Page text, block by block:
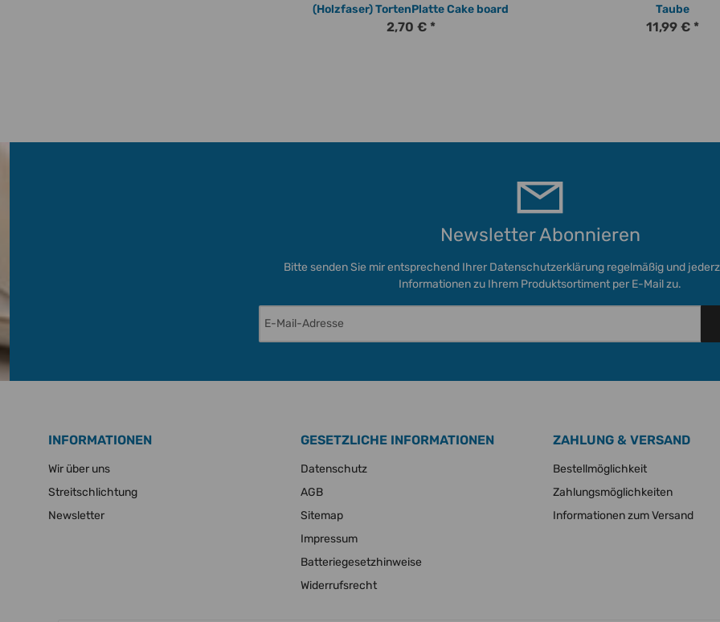
(Holzfaser) TortenPlatte Cake board
2,70 € *
Taube
11,99 € *
Newsletter Abonnieren
Bitte senden Sie mir entsprechend Ihrer Datenschutzerklärung regelmäßig und
Informationen zu Ihrem Produktsortiment per E-Mail zu.
INFORMATIONEN
Wir über uns
Streitschlichtung
Newsletter
GESETZLICHE INFORMATIONEN
Datenschutz
AGB
Sitemap
Impressum
Batteriegesetzhinweise
Widerrufsrecht
ZAHLUNG & VERSAND
Bestellmöglichkeit
Zahlungsmöglichkeiten
Informationen zum Versand